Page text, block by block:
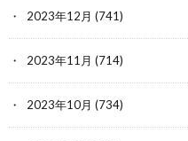
2023年12月 (741)
2023年11月 (714)
2023年10月 (734)